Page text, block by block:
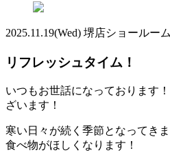
2025.11.19(Wed) 堺店ショールーム
リフレッシュタイム！
いつもお世話になっております
ざいます！
寒い日々が続く季節となってき
食べ物がほしくなります！